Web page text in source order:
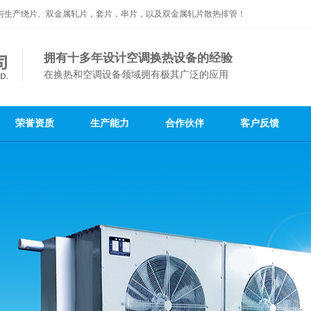
产绕片、双金属轧片，套片，串片，以及双金属轧片散热排管！
拥有十多年设计空调换热设备的经验
在换热和空调设备领域拥有极其广泛的应用
荣誉资质 生产能力 合作伙伴 客户反馈